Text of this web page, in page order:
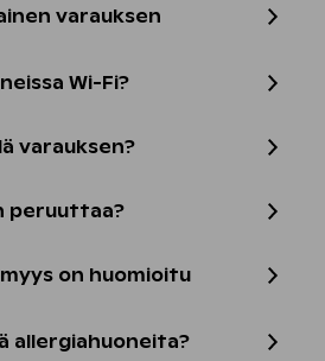
varauksen
Wi-Fi?
varauksen?
peruuttaa?
on huomioitu
allergiahuoneita?